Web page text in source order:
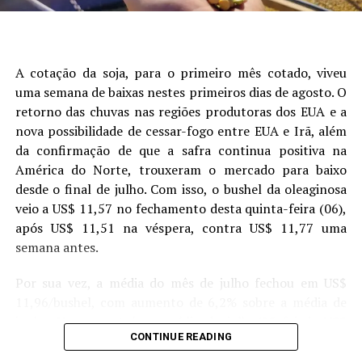
Figura 1. Análise de árvore de regressão mostrando os
produtividade da soja. Cada nó terminal exibe a produtividade
que ele representa. Os painéis (A) e (C) mostram a
classificação dos grupos de alta produtividade (HY – Alta
produtividade) e baixa produtividade (LY, Baixa produtividade),
A cotação da soja, para o primeiro mês cotado, viveu
uma semana de baixas nestes primeiros dias de agosto. O
retorno das chuvas nas regiões produtoras dos EUA e a
nova possibilidade de cessar-fogo entre EUA e Irã, além
da confirmação de que a safra continua positiva na
América do Norte, trouxeram o mercado para baixo
desde o final de julho. Com isso, o bushel da oleaginosa
veio a US$ 11,57 no fechamento desta quinta-feira (06),
após US$ 11,51 na véspera, contra US$ 11,77 uma
semana antes.
Por sua vez, a média do mês de julho fechou em US$
junho. Um ano atrás, a média de julho/25 foi de US$
10,09/bushel. Enquanto o mercado espera o novo
CONTINUE READING